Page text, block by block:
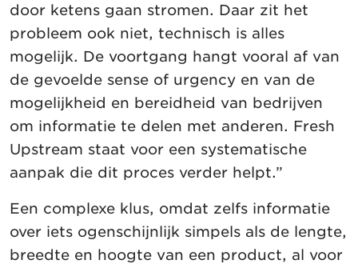
door ketens gaan stromen. Daar zit het
probleem ook niet, technisch is alles
mogelijk. De voortgang hangt vooral af van
de gevoelde sense of urgency en van de
mogelijkheid en bereidheid van bedrijven
om informatie te delen met anderen. Fresh
Upstream staat voor een systematische
aanpak die dit proces verder helpt.”
Een complexe klus, omdat zelfs informatie
over iets ogenschijnlijk simpels als de lengte,
breedte en hoogte van een product, al voor